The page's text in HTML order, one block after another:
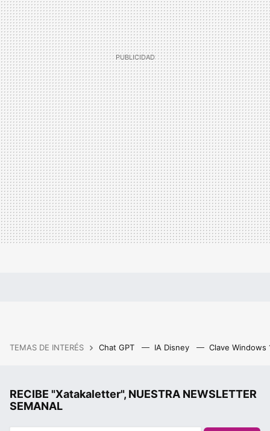
TEMAS DE INTERÉS Chat GPT IA Disney Clave Windows
RECIBE "Xatakaletter", NUESTRA NEWSLETTER
SEMANAL